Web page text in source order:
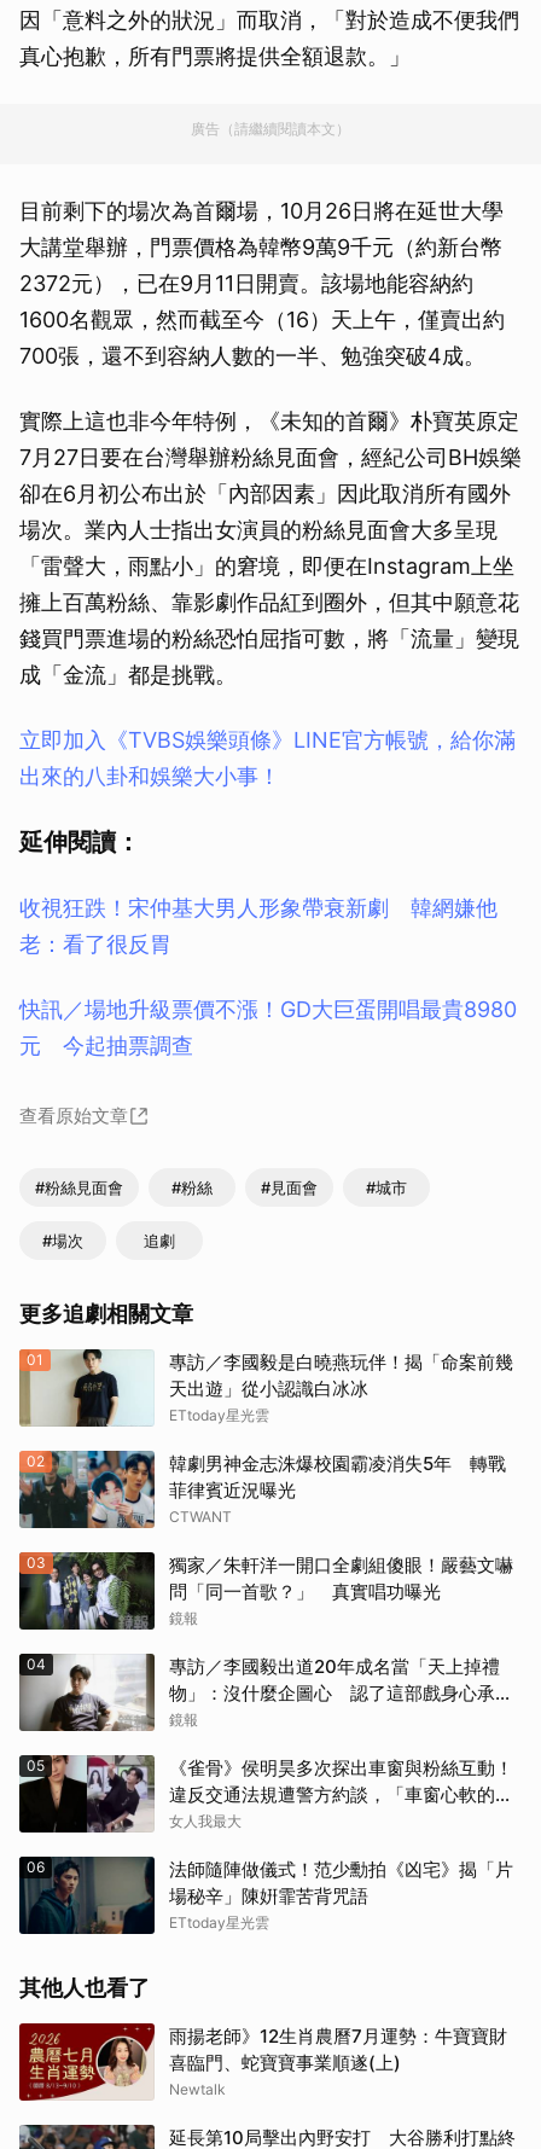
因「意料之外的狀況」而取消，「對於造成不便我們
真心抱歉，所有門票將提供全額退款。」
廣告（請繼續閱讀本文）
目前剩下的場次為首爾場，10月26日將在延世大學
大講堂舉辦，門票價格為韓幣9萬9千元（約新台幣
2372元），已在9月11日開賣。該場地能容納約
1600名觀眾，然而截至今（16）天上午，僅賣出約
700張，還不到容納人數的一半、勉強突破4成。
實際上這也非今年特例，《未知的首爾》朴寶英原定
7月27日要在台灣舉辦粉絲見面會，經紀公司BH娛樂
卻在6月初公布出於「內部因素」因此取消所有國外
場次。業內人士指出女演員的粉絲見面會大多呈現
「雷聲大，雨點小」的窘境，即便在Instagram上坐
擁上百萬粉絲、靠影劇作品紅到圈外，但其中願意花
錢買門票進場的粉絲恐怕屈指可數，將「流量」變現
成「金流」都是挑戰。
立即加入《TVBS娛樂頭條》LINE官方帳號，給你滿
出來的八卦和娛樂大小事！
延伸閱讀：
收視狂跌！宋仲基大男人形象帶衰新劇 韓網嫌他
老：看了很反胃
快訊／場地升級票價不漲！GD大巨蛋開唱最貴8980
元 今起抽票調查
查看原始文章
#粉絲見面會 #粉絲 #見面會 #城市
#場次 追劇
更多追劇相關文章
01
專訪／李國毅是白曉燕玩伴！揭「命案前幾
天出遊」從小認識白冰冰
ETtoday星光雲
02
韓劇男神金志洙爆校園霸凌消失5年 轉戰
菲律賓近況曝光
CTWANT
03
獨家／朱軒洋一開口全劇組傻眼！嚴藝文嚇
問「同一首歌？」 真實唱功曝光
鏡報
04
專訪／李國毅出道20年成名當「天上掉禮
物」：沒什麼企圖心 認了這部戲身心承受
壓力最大
鏡報
05
《雀骨》侯明昊多次探出車窗與粉絲互動！
違反交通法規遭警方約談，「車窗心軟的
神」上熱搜
女人我最大
06
法師隨陣做儀式！范少勳拍《凶宅》揭「片
場秘辛」陳姸霏苦背咒語
ETtoday星光雲
其他人也看了
雨揚老師》12生肖農曆7月運勢：牛寶寶財
喜臨門、蛇寶寶事業順遂(上)
Newtalk
延長第10局擊出內野安打 大谷勝利打點終